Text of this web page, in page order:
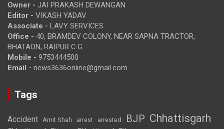
Owner - JAI PRAKASH DEWANGAN
Editor - VIKASH YADAV
Associate - LAVY SERVICES
Office - 40, BRAMDEV COLONY, NEAR SAPNA TRACTOR,
BHATAON, RAIPUR C.G.
Mobile - 9753444500
Email - news3636online@gmail.com
Tags
Accident Amit Shah arrest arrested BJP Chhattisgarh